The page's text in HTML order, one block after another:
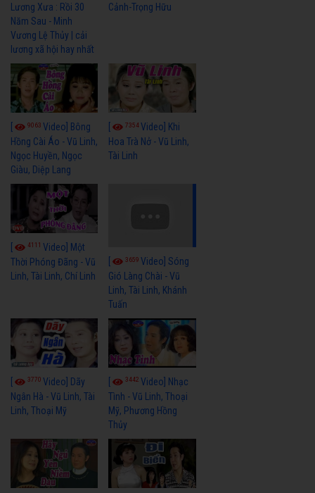
Lương Xưa : Rồi 30
Năm Sau - Minh
Vương Lệ Thủy | cải
lương xã hội hay nhất
Cảnh-Trọng Hữu
9063 Video] Bông
Hồng Cài Áo - Vũ Linh,
Ngọc Huyền, Ngọc
Giàu, Diệp Lang
7354Video] Khi
Hoa Trà Nở - Vũ Linh,
Tài Linh
4111 Video] Một
Thời Phóng Đãng - Vũ
Linh, Tài Linh, Chí Linh
3659Video] Sóng
Gió Làng Chài - Vũ
Linh, Tài Linh, Khánh
Tuấn
3770 Video] Dãy
Ngân Hà - Vũ Linh, Tài
Linh, Thoại Mỹ
3442Video] Nhạc
Tình - Vũ Linh, Thoại
Mỹ, Phương Hồng
Thủy